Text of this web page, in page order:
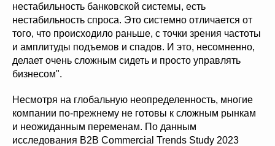
нестабильность банковской системы, есть
нестабильность спроса. Это системно отличается от
того, что происходило раньше, с точки зрения частоты
и амплитуды подъемов и спадов. И это, несомненно,
делает очень сложным сидеть и просто управлять
бизнесом".
Несмотря на глобальную неопределенность, многие
компании по-прежнему не готовы к сложным рынкам
и неожиданным переменам. По данным
исследования B2B Commercial Trends Study 2023